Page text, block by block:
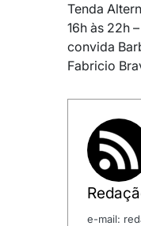
Tenda
16h às 22h
convida
Fabricio
e-mail: